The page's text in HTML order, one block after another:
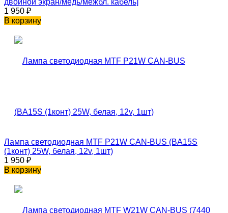
двойной экран/медь/межбл. кабель]
1 950 ₽
В корзину
Лампа светодиодная MTF P21W CAN-BUS (BA15S
(1конт) 25W, белая, 12v, 1шт)
1 950 ₽
В корзину